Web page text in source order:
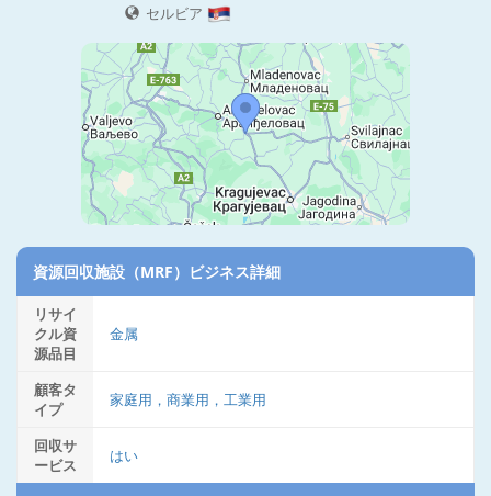
セルビア
資源回収施設（MRF）ビジネス詳細
リサイ
クル資
源品目
金属
顧客タ
イプ
家庭用，商業用，工業用
回収サ
ービス
はい